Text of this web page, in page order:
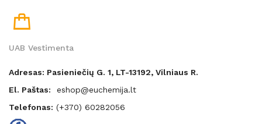
UAB Vestimenta
Adresas: Pasieniečių G. 1, LT-13192, Vilniaus R.
El. Paštas:
eshop@euchemija.lt
Telefonas: (+370) 60282056